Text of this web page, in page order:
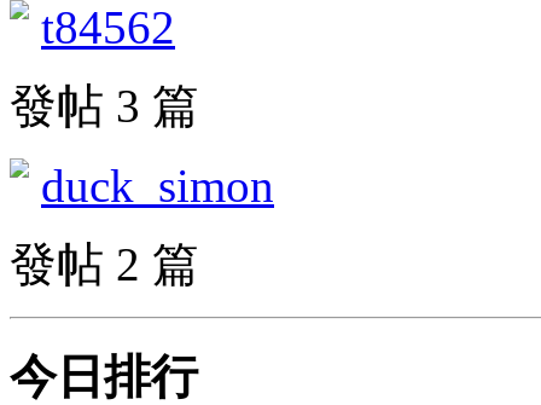
t84562
發帖 3 篇
duck_simon
發帖 2 篇
今日排行